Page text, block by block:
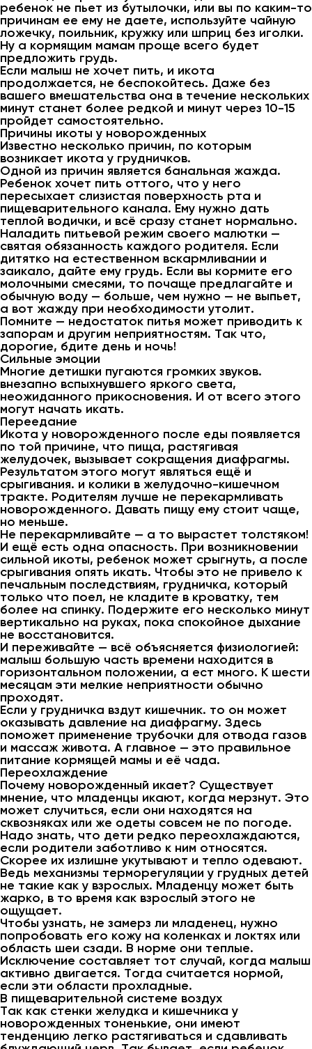
ребенок не пьет из бутылочки, или вы по каким-то
причинам ее ему не даете, используйте чайную
ложечку, поильник, кружку или шприц без иголки.
Ну а кормящим мамам проще всего будет
предложить грудь.
Если малыш не хочет пить, и икота
продолжается, не беспокойтесь. Даже без
вашего вмешательства она в течение нескольких
минут станет более редкой и минут через 10-15
пройдет самостоятельно.
Причины икоты у новорожденных
Известно несколько причин, по которым
возникает икота у грудничков.
Одной из причин является банальная жажда.
Ребенок хочет пить оттого, что у него
пересыхает слизистая поверхность рта и
пищеварительного канала. Ему нужно дать
теплой водички, и всё сразу станет нормально.
Наладить питьевой режим своего малютки —
святая обязанность каждого родителя. Если
дитятко на естественном вскармливании и
заикало, дайте ему грудь. Если вы кормите его
молочными смесями, то почаще предлагайте и
обычную воду — больше, чем нужно — не выпьет,
а вот жажду при необходимости утолит.
Помните — недостаток питья может приводить к
запорам и другим неприятностям. Так что,
дорогие, бдите день и ночь!
Сильные эмоции
Многие детишки пугаются громких звуков.
внезапно вспыхнувшего яркого света,
неожиданного прикосновения. И от всего этого
могут начать икать.
Переедание
Икота у новорожденного после еды появляется
по той причине, что пища, растягивая
желудочек, вызывает сокращения диафрагмы.
Результатом этого могут являться ещё и
срыгивания. и колики в желудочно-кишечном
тракте. Родителям лучше не перекармливать
новорожденного. Давать пищу ему стоит чаще,
но меньше.
Не перекармливайте — а то вырастет толстяком!
И ещё есть одна опасность. При возникновении
сильной икоты, ребенок может срыгнуть, а после
срыгивания опять икать. Чтобы это не привело к
печальным последствиям, грудничка, который
только что поел, не кладите в кроватку, тем
более на спинку. Подержите его несколько минут
вертикально на руках, пока спокойное дыхание
не восстановится.
И переживайте — всё объясняется физиологией:
малыш большую часть времени находится в
горизонтальном положении, а ест много. К шести
месяцам эти мелкие неприятности обычно
проходят.
Если у грудничка вздут кишечник. то он может
оказывать давление на диафрагму. Здесь
поможет применение трубочки для отвода газов
и массаж живота. А главное — это правильное
питание кормящей мамы и её чада.
Переохлаждение
Почему новорожденный икает? Существует
мнение, что младенцы икают, когда мерзнут. Это
может случиться, если они находятся на
сквозняках или же одеты совсем не по погоде.
Надо знать, что дети редко переохлаждаются,
если родители заботливо к ним относятся.
Скорее их излишне укутывают и тепло одевают.
Ведь механизмы терморегуляции у грудных детей
не такие как у взрослых. Младенцу может быть
жарко, в то время как взрослый этого не
ощущает.
Чтобы узнать, не замерз ли младенец, нужно
попробовать его кожу на коленках и локтях или
область шеи сзади. В норме они теплые.
Исключение составляет тот случай, когда малыш
активно двигается. Тогда считается нормой,
если эти области прохладные.
В пищеварительной системе воздух
Так как стенки желудка и кишечника у
новорожденных тоненькие, они имеют
тенденцию легко растягиваться и сдавливать